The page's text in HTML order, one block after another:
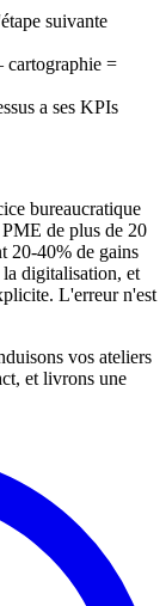
suivante
=
a ses KPIs
bureaucratique
de plus de 20
20-40% de gains
la digitalisation, et
L'erreur n'est
vos ateliers
et livrons une